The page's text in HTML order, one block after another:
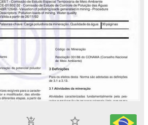
add_shopping_cart
star_border